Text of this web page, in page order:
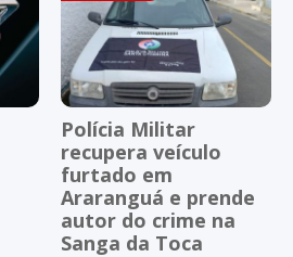
Polícia Militar
recupera veículo
furtado em
Araranguá e prende
autor do crime na
Sanga da Toca